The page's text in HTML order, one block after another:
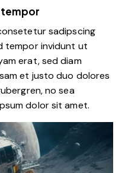
tempor
sadipscing
tempor invidunt ut
erat, sed diam
et justo duo dolores
no sea
dolor sit amet.